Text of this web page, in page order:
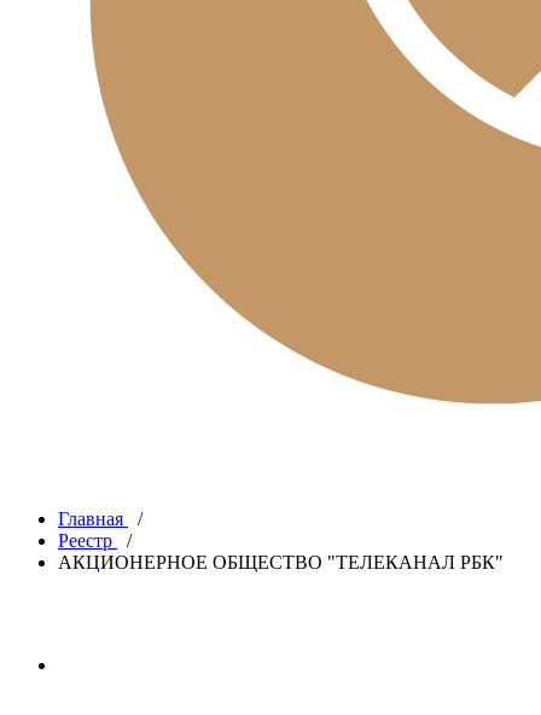
Главная
/
Реестр
/
АКЦИОНЕРНОЕ ОБЩЕСТВО "ТЕЛЕКАНАЛ РБК"